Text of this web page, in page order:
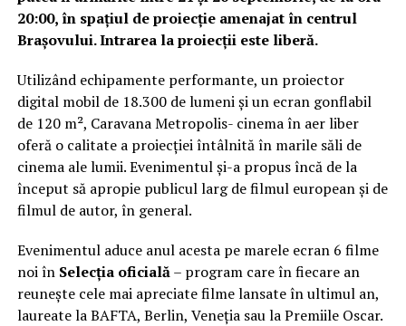
20:00, în spațiul de proiecție amenajat în centrul
Brașovului. Intrarea la proiecții este liberă.
Utilizând echipamente performante, un proiector
digital mobil de 18.300 de lumeni și un ecran gonflabil
de 120 m², Caravana Metropolis- cinema în aer liber
oferă o calitate a proiecției întâlnită în marile săli de
cinema ale lumii. Evenimentul și-a propus încă de la
început să apropie publicul larg de filmul european și de
filmul de autor, în general.
Evenimentul aduce anul acesta pe marele ecran 6 filme
noi în Selecția oficială– program care în fiecare an
reunește cele mai apreciate filme lansate în ultimul an,
laureate la BAFTA, Berlin, Veneția sau la Premiile Oscar.